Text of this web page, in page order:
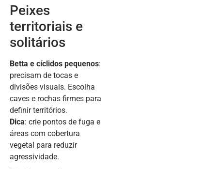
Peixes
territoriais e
solitários
Betta e cíclidos pequenos:
precisam de tocas e
divisões visuais. Escolha
caves e rochas firmes para
definir territórios.
Dica: crie pontos de fuga e
áreas com cobertura
vegetal para reduzir
agressividade.